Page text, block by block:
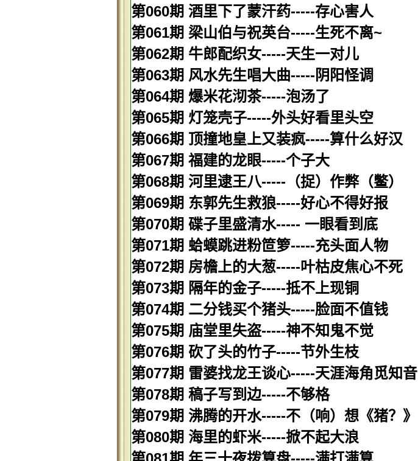
第060期 酒里下了蒙汗药-----存心害人
第061期 梁山伯与祝英台-----生死不离~
第062期 牛郎配织女-----天生一对儿
第063期 风水先生唱大曲-----阴阳怪调
第064期 爆米花沏茶-----泡汤了
第065期 灯笼壳子-----外头好看里头空
第066期 顶撞地皇上又装疯-----算什么好汉
第067期 福建的龙眼-----个子大
第068期 河里逮王八-----（捉）作弊（鳖）
第069期 东郭先生救狼-----好心不得好报
第070期 碟子里盛清水----- 一眼看到底
第071期 蛤蟆跳进粉笸箩-----充头面人物
第072期 房檐上的大葱-----叶枯皮焦心不死
第073期 隔年的金子-----抵不上现铜
第074期 二分钱买个猪头-----脸面不值钱
第075期 庙堂里失盗-----神不知鬼不觉
第076期 砍了头的竹子-----节外生枝
第077期 雷婆找龙王谈心-----天涯海角觅知音
第078期 稿子写到边-----不够格
第079期 沸腾的开水-----不（响）想《猪？》
第080期 海里的虾米-----掀不起大浪